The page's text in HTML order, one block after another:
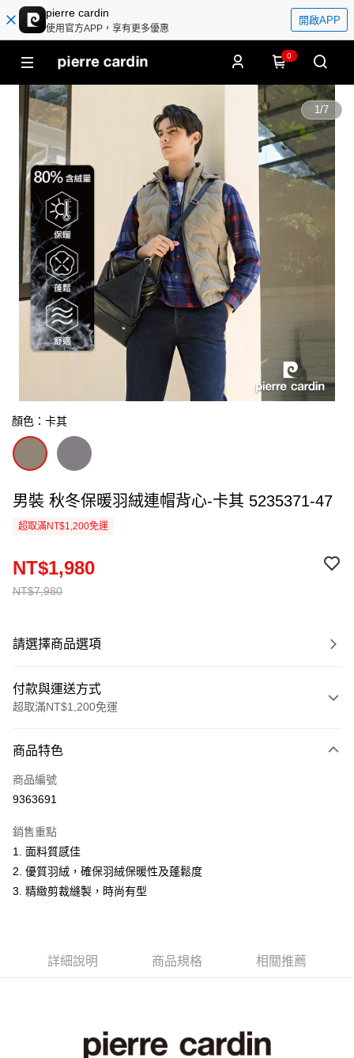
pierre cardin
使用官方APP，享有更多優惠
開啟APP
0
1/7
顏色：卡其
男裝 秋冬保暖羽絨連帽背心-卡其 5235371-47
超取滿NT$1,200免運
NT$7,980
NT$1,980
請選擇商品選項
付款與運送方式
超取滿NT$1,200免運
信用卡一次付款
超商取貨付款
Apple Pay
悠遊付
付款後全家取貨
商品特色
商品編號
9363691
銷售重點
1. 面料質感佳
2. 優質羽絨，確保羽絨保暖性及蓬鬆度
3. 精緻剪裁縫製，時尚有型
詳細說明 商品規格 相關推薦